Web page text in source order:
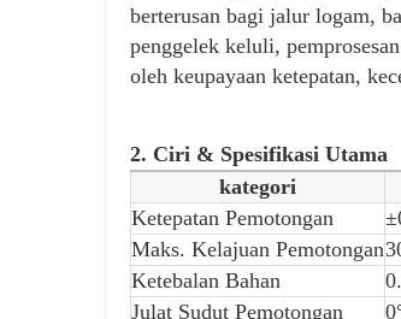
berterusan bagi jalur logam,
penggelek keluli,
oleh keupayaan ketepatan,
2. Ciri & Spesifikasi Utama
kategori
Ketepatan Pemotongan
Maks. Kelajuan Pemotongan
Ketebalan Bahan
Julat Sudut Pemotongan